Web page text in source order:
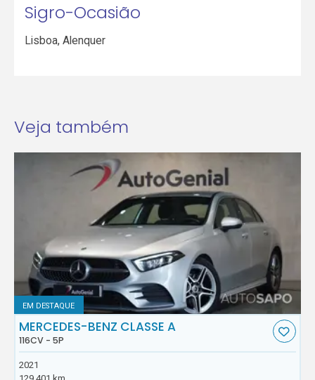
Sigro-Ocasião
Lisboa,Alenquer
Veja também
EM DESTAQUE
MERCEDES-BENZ CLASSE A
116CV - 5P
2021